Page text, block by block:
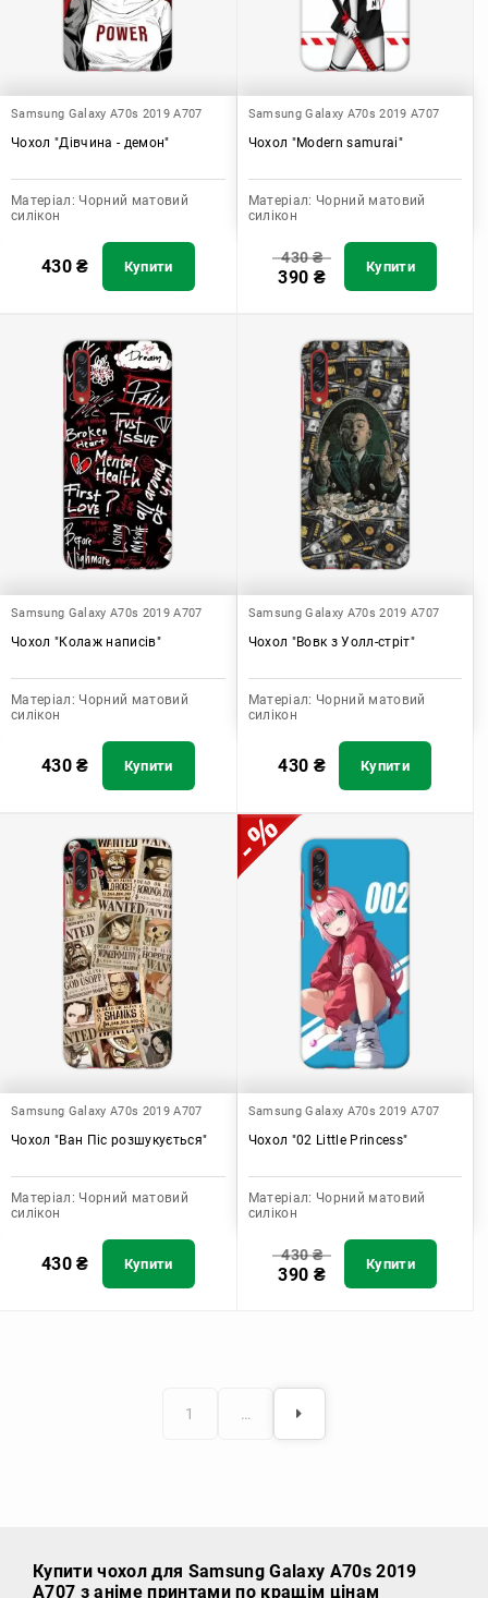
Samsung Galaxy A70s 2019 A707
Чохол "Дівчина - демон"
Матеріал: Чорний матовий
силікон
430₴ Купити
Samsung Galaxy A70s 2019 A707
Чохол "Modern samurai"
Матеріал: Чорний матовий
силікон
430₴
390 ₴ Купити
Samsung Galaxy A70s 2019 A707
Чохол "Колаж написів"
Матеріал: Чорний матовий
силікон
430₴ Купити
Samsung Galaxy A70s 2019 A707
Чохол "Вовк з Уолл-стріт"
Матеріал: Чорний матовий
силікон
430 ₴ Купити
Samsung Galaxy A70s 2019 A707
Чохол "Ван Піс розшукується"
Матеріал: Чорний матовий
силікон
430₴ Купити
Samsung Galaxy A70s 2019 A707
Чохол "02 Little Princess"
Матеріал: Чорний матовий
силікон
430₴
390 ₴ Купити
1 …
Купити чохол для Samsung Galaxy A70s 2019
A707 з аніме принтами по кращім цінам